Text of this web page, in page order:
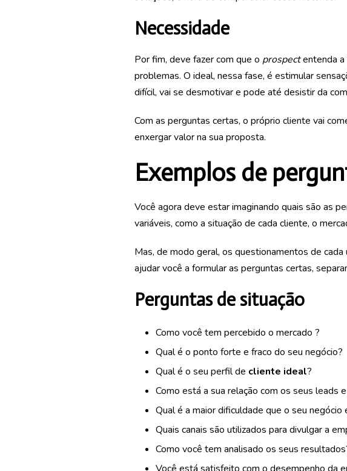
Necessidade
Por fim, deve fazer com que o prospectentenda a
problemas. O ideal, nessa fase, é estimular
difícil, vai se desmotivar e pode até desistir da
Com as perguntas certas, o próprio cliente vai
enxergar valor na sua proposta.
Exemplos de
Você agora deve estar imaginando quais são as
variáveis, como a situação de cada cliente, o
Mas, de modo geral, os questionamentos de
ajudar você a formular as perguntas certas,
Perguntas de situação
Como você tem percebido o mercado ?
Qual é o ponto forte e fraco do seu negócio?
Qual é o seu perfil de cliente ideal?
Como está a sua relação com os seus leads
Qual é a maior dificuldade que o seu negócio
Quais canais são utilizados para divulgar a
Como você tem analisado os seus